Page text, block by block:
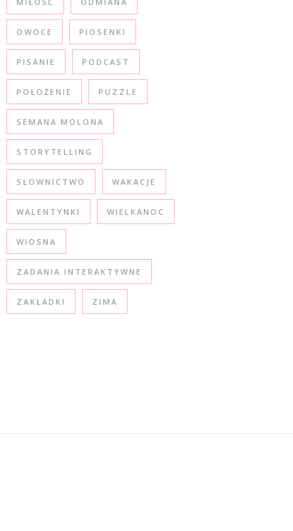
OWOCE PIOSENKI
PISANIE PODCAST
POŁOŻENIE PUZZLE
SEMANA MOLONA
STORYTELLING
SŁOWNICTWO WAKACJE
WALENTYNKI WIELKANOC
WIOSNA
ZADANIA INTERAKTYWNE
ZAKŁADKI ZIMA